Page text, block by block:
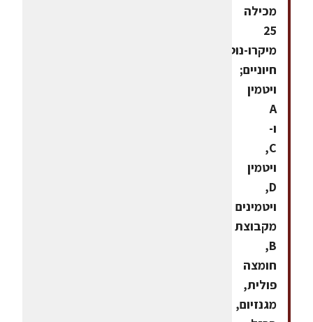
מכילה
25
מיקרו-נוטריאנטים
חיוניים;
ויטמין
A
ו-
C,
ויטמין
D,
ויטמינים
מקבוצת
B,
חומצה
פולית,
מגנזיום,